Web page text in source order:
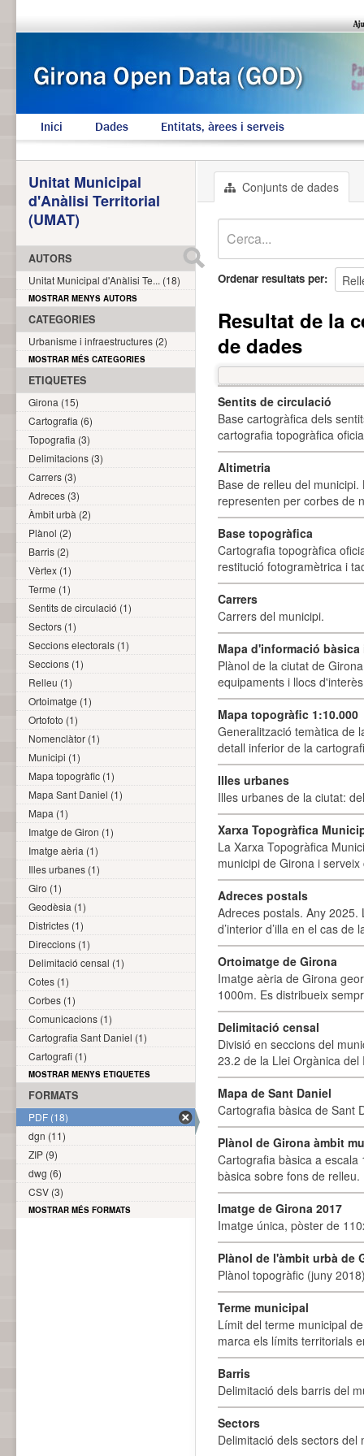
Inici Dades Entitats, àrees i serveis
Conjunts de dades
Ordenar resultats per
Resultat de la
de dades
Sentits de circulació
Base cartogràfica dels
cartografia topogràfica
Altimetria
Base de relleu del
representen per corbes de
Base topogràfica
Cartografia topogràfica
restitució fotogramètrica i
Carrers
Carrers del municipi.
Mapa d'informació
Plànol de la ciutat de
equipaments i llocs
Mapa topogràfic 1:10.000
Generalització temàtica de
detall inferior de la
Illes urbanes
Illes urbanes de la ciutat:
Xarxa Topogràfica
La Xarxa Topogràfica
municipi de Girona i
Adreces postals
Adreces postals. Any 2025.
d’interior d’illa en el cas
Ortoimatge de Girona
Imatge aèria de Girona
1000m. Es distribueix
Delimitació censal
Divisió en seccions del
23.2 de la Llei Orgànica
Mapa de Sant Daniel
Cartografia bàsica de Sant
Plànol de Girona àmbit
Cartografia bàsica a
bàsica sobre fons de
Imatge de Girona 2017
Imatge única, pòster de
Plànol de l'àmbit urbà de
Plànol topogràfic (juny
Terme municipal
Límit del terme municipal
marca els límits territorials
Barris
Delimitació dels barris del
Sectors
Delimitació dels sectors del
Unitat Municipal
d'Anàlisi Territorial
(UMAT)
AUTORS
Unitat Municipal d'Anàlisi Te... (18)
MOSTRAR MENYS AUTORS
CATEGORIES
Urbanisme i infraestructures (2)
MOSTRAR MÉS CATEGORIES
ETIQUETES
Girona (15)
Cartografia (6)
Topografia (3)
Delimitacions (3)
Carrers (3)
Adreces (3)
Àmbit urbà (2)
Plànol (2)
Barris (2)
Vèrtex (1)
Terme (1)
Sentits de circulació (1)
Sectors (1)
Seccions electorals (1)
Seccions (1)
Relleu (1)
Ortoimatge (1)
Ortofoto (1)
Nomenclàtor (1)
Municipi (1)
Mapa topogràfic (1)
Mapa Sant Daniel (1)
Mapa (1)
Imatge de Giron (1)
Imatge aèria (1)
Illes urbanes (1)
Giro (1)
Geodèsia (1)
Districtes (1)
Direccions (1)
Delimitació censal (1)
Cotes (1)
Corbes (1)
Comunicacions (1)
Cartografia Sant Daniel (1)
Cartografi (1)
MOSTRAR MENYS ETIQUETES
FORMATS
PDF (18)
dgn (11)
ZIP (9)
dwg (6)
CSV (3)
MOSTRAR MÉS FORMATS